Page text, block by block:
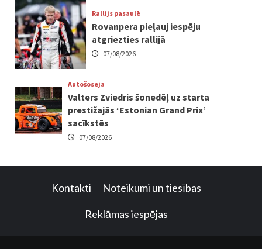
Rallijs pasaulē
Rovanpera pieļauj iespēju
atgriezties rallijā
07/08/2026
Autošoseja
Valters Zviedris šonedēļ uz starta
prestižajās ‘Estonian Grand Prix’
sacīkstēs
07/08/2026
Kontakti Noteikumi un tiesības
Reklāmas iespējas